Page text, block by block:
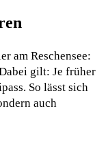
am Reschensee:
gilt: Je früher
So lässt sich
auch